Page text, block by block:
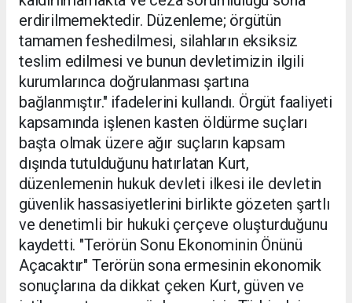
erdirilmemektedir. Düzenleme; örgütün
tamamen feshedilmesi, silahların eksiksiz
teslim edilmesi ve bunun devletimizin ilgili
kurumlarınca doğrulanması şartına
bağlanmıştır." ifadelerini kullandı. Örgüt faaliyeti
kapsamında işlenen kasten öldürme suçları
başta olmak üzere ağır suçların kapsam
dışında tutulduğunu hatırlatan Kurt,
düzenlemenin hukuk devleti ilkesi ile devletin
güvenlik hassasiyetlerini birlikte gözeten şartlı
ve denetimli bir hukuki çerçeve oluşturduğunu
kaydetti. "Terörün Sonu Ekonominin Önünü
Açacaktır" Terörün sona ermesinin ekonomik
sonuçlarına da dikkat çeken Kurt, güven ve